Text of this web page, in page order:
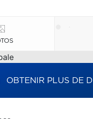
OBTENIR PLUS DE